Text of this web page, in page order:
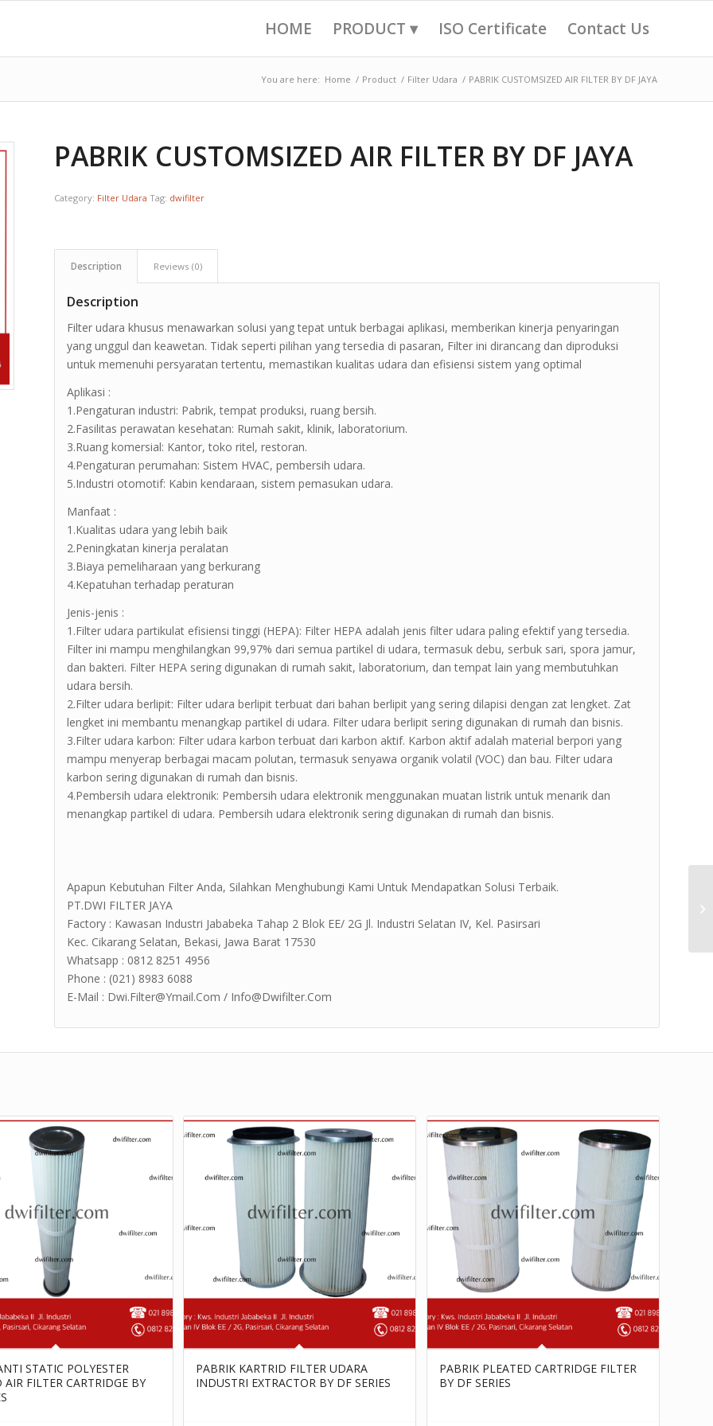
HOME PRODUCT ▾ ISO Certificate Contact Us
You are here: Home / Product / Filter Udara / PABRIK CUSTOMSIZED AIR FILTER BY DF JAYA
PABRIK CUSTOMSIZED AIR FILTER BY DF JAYA
Category: Filter Udara Tag: dwifilter
Description Reviews (0)
Description
Filter udara khusus menawarkan solusi yang tepat untuk berbagai aplikasi, memberikan kinerja penyaringan
yang unggul dan keawetan. Tidak seperti pilihan yang tersedia di pasaran, Filter ini dirancang dan diproduksi
untuk memenuhi persyaratan tertentu, memastikan kualitas udara dan efisiensi sistem yang optimal
Aplikasi :
1.Pengaturan industri: Pabrik, tempat produksi, ruang bersih.
2.Fasilitas perawatan kesehatan: Rumah sakit, klinik, laboratorium.
3.Ruang komersial: Kantor, toko ritel, restoran.
4.Pengaturan perumahan: Sistem HVAC, pembersih udara.
5.Industri otomotif: Kabin kendaraan, sistem pemasukan udara.
Manfaat :
1.Kualitas udara yang lebih baik
2.Peningkatan kinerja peralatan
3.Biaya pemeliharaan yang berkurang
4.Kepatuhan terhadap peraturan
Jenis-jenis :
1.Filter udara partikulat efisiensi tinggi (HEPA): Filter HEPA adalah jenis filter udara paling efektif yang tersedia.
Filter ini mampu menghilangkan 99,97% dari semua partikel di udara, termasuk debu, serbuk sari, spora jamur,
dan bakteri. Filter HEPA sering digunakan di rumah sakit, laboratorium, dan tempat lain yang membutuhkan
udara bersih.
2.Filter udara berlipit: Filter udara berlipit terbuat dari bahan berlipit yang sering dilapisi dengan zat lengket. Zat
lengket ini membantu menangkap partikel di udara. Filter udara berlipit sering digunakan di rumah dan bisnis.
3.Filter udara karbon: Filter udara karbon terbuat dari karbon aktif. Karbon aktif adalah material berpori yang
mampu menyerap berbagai macam polutan, termasuk senyawa organik volatil (VOC) dan bau. Filter udara
karbon sering digunakan di rumah dan bisnis.
4.Pembersih udara elektronik: Pembersih udara elektronik menggunakan muatan listrik untuk menarik dan
menangkap partikel di udara. Pembersih udara elektronik sering digunakan di rumah dan bisnis.
Apapun Kebutuhan Filter Anda, Silahkan Menghubungi Kami Untuk Mendapatkan Solusi Terbaik.
PT.DWI FILTER JAYA
Factory : Kawasan Industri Jababeka Tahap 2 Blok EE/ 2G Jl. Industri Selatan IV, Kel. Pasirsari
Kec. Cikarang Selatan, Bekasi, Jawa Barat 17530
Whatsapp : 0812 8251 4956
Phone : (021) 8983 6088
E-Mail : Dwi.Filter@Ymail.Com / Info@Dwifilter.Com
STATIC POLYESTER
AIR FILTER CARTRIDGE BY
PABRIK KARTRID FILTER UDARA
INDUSTRI EXTRACTOR BY DF SERIES
PABRIK PLEATED CARTRIDGE FILTER
BY DF SERIES